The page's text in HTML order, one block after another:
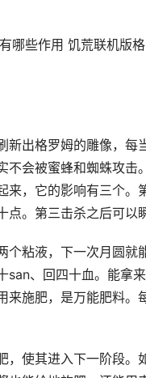
哪些作用 饥荒联机版
新出格罗姆的雕像，
不会被蜜蜂和蜘蛛攻
来，它的影响有三个。
点。第三击杀之后可以
个粘液，下一次月圆
san、回四十血。能拿
来施肥，是万能肥料
，使其进入下一阶段